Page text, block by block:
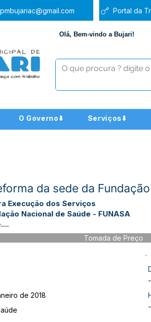
pmbujariac@gmail.com Portal da
Olá, Bem-vindo a Bujari!
O Governo⬇️ Serviços⬇️
da sede da
Execução dos Serviços
Nacional de Saúde - FUNASA
Tomada de Preço
de 2018
-
-